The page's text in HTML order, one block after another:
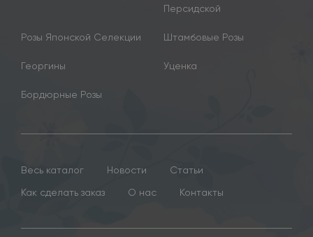
Персидской
Розы Японской Селекции Штамбовые Розы
Георгины Уценка
Бордюрные Розы
Весь каталог Новости
Статьи
Как сделать заказ
О нас Контакты